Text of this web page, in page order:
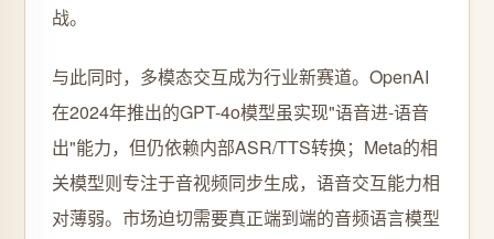
战。
与此同时，多模态交互成为行业新赛道。OpenAI
在2024年推出的GPT-4o模型虽实现"语音进-语音
出"能力，但仍依赖内部ASR/TTS转换；Meta的相
关模型则专注于音视频同步生成，语音交互能力相
对薄弱。市场迫切需要真正端到端的音频语言模型